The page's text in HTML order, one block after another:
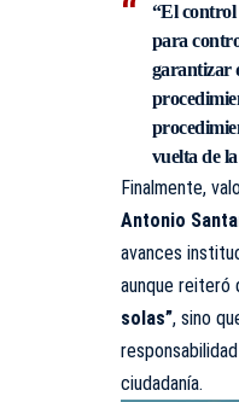
“El control
para
garantizar
vuelta de
Finalmente,
Antonio
avances
aunque reiteró
solas”, sino
ciudadanía.